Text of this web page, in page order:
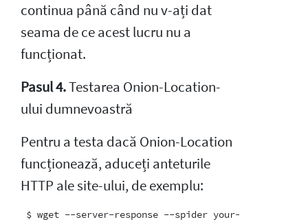
continua până când nu v-ați dat
seama de ce acest lucru nu a
funcționat.
Pasul 4.Testarea Onion-Location-
ului dumnevoastră
Pentru a testa dacă Onion-Location
funcționează, aduceți anteturile
HTTP ale site-ului, de exemplu: